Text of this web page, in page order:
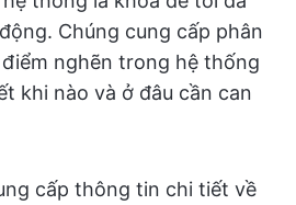
Chúng cung cấp phân
nghẽn trong hệ thống
khi nào và ở đâu cần can
cấp thông tin chi tiết về